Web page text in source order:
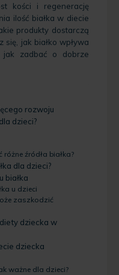
kości i regenerację
ilość białka w diecie
produkty dostarczą
się, jak białko wpływa
zadbać o dobrze
rozwoju
dzieci?
źródła białka?
dla dzieci?
białka
u dzieci
zaszkodzić
dziecka w
dziecka
ważne dla dzieci?